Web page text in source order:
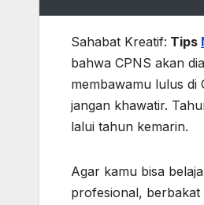
Sahabat Kreatif: Tips
bahwa CPNS akan
membawamu lulus
jangan khawatir.
lalui tahun kemarin.
Agar kamu bisa
profesional, berbakat